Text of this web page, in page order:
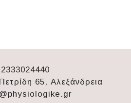
2333024440
65, Αλεξάνδρεια